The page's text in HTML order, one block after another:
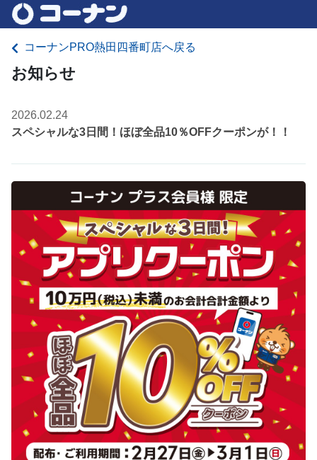
コーナンPRO熱田四番町店へ戻る
お知らせ
2026.02.24
スペシャルな3日間！ほぼ全品10％OFFクーポンが！！